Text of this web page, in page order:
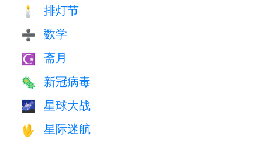
🕯 排灯节
➗ 数学
☪️ 斋月
🦠 新冠病毒
🌌 星球大战
🖖 星际迷航